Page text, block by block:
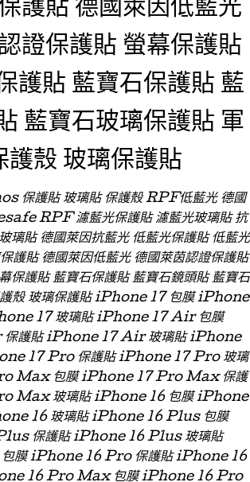
護貼 德國萊因低藍光
證保護貼 螢幕保護貼
護貼 藍寶石保護貼 藍
藍寶石玻璃保護貼 軍
護殼 玻璃保護貼
保護貼 玻璃貼 保護殼 RPF低藍光 德國
RPF 濾藍光保護貼 濾藍光玻璃貼 抗
璃貼 德國萊因抗藍光 低藍光保護貼 低藍光
護貼 德國萊因低藍光 德國萊茵認證保護貼
保護貼 藍寶石保護貼 藍寶石鏡頭貼 藍寶石
護殼 玻璃保護貼 iPhone 17 包膜 iPhone
17 玻璃貼 iPhone 17 Air 包膜
護貼 iPhone 17 Air 玻璃貼 iPhone
17 Pro 保護貼 iPhone 17 Pro 玻璃
Max 包膜 iPhone 17 Pro Max 保護
Max 玻璃貼 iPhone 16 包膜 iPhone
16 玻璃貼 iPhone 16 Plus 包膜
保護貼 iPhone 16 Plus 玻璃貼
膜 iPhone 16 Pro 保護貼 iPhone 16
16 Pro Max 包膜 iPhone 16 Pro